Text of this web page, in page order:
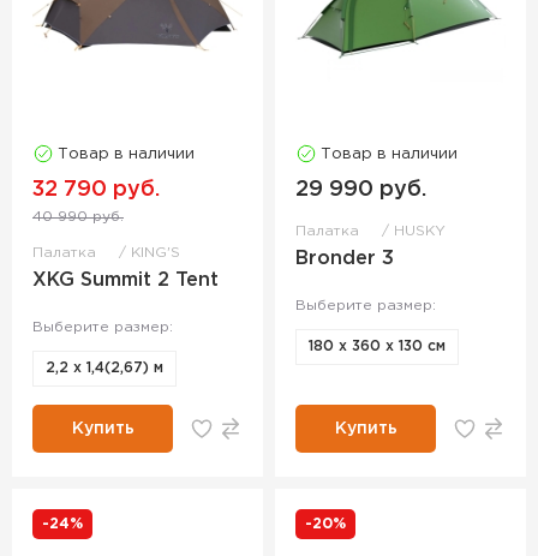
Товар в наличии
32 790 руб.
40 990 руб.
Палатка KING'S
XKG Summit 2 Tent
Выберите размер:
2,2 х 1,4(2,67) м
Купить
Товар в наличии
29 990 руб.
Палатка HUSKY
Bronder 3
Выберите размер:
180 x 360 x 130 см
Купить
-24% -20%